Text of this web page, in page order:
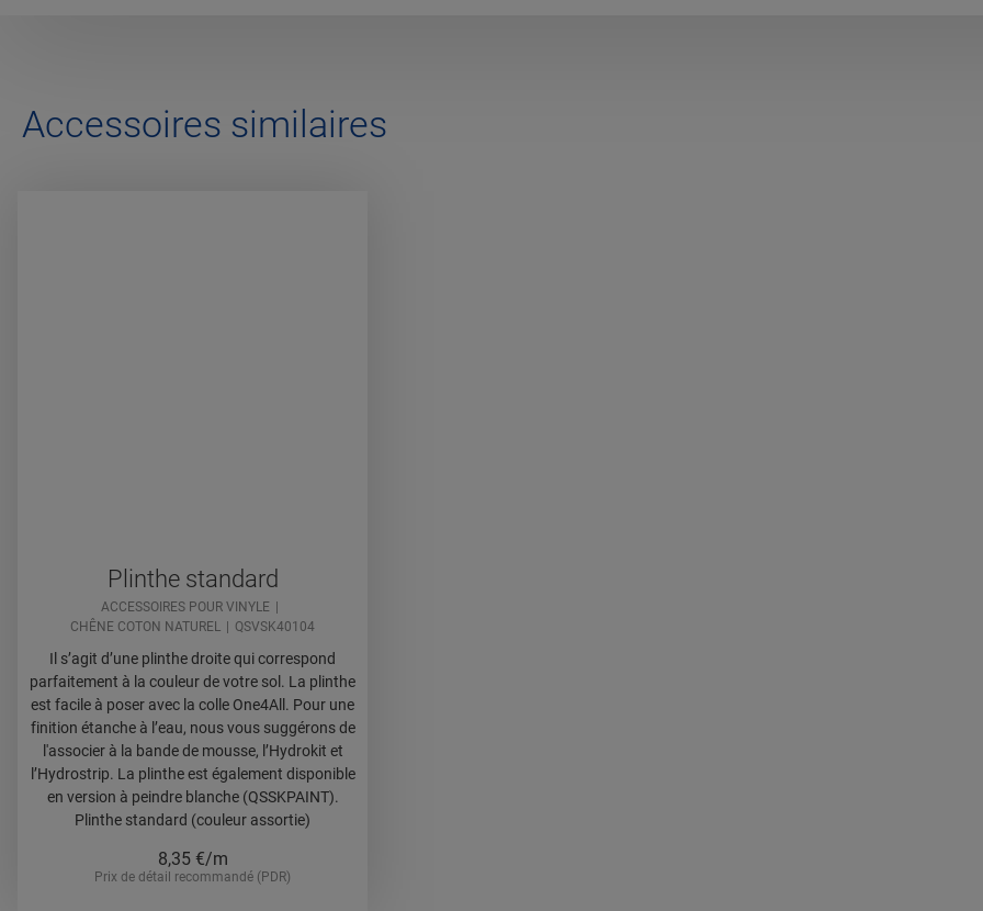
Accessoires similaires
Plinthe standard
ACCESSOIRES POUR VINYLE
CHÊNE COTON NATUREL
QSVSK40104
Il s’agit d’une plinthe droite qui correspond
parfaitement à la couleur de votre sol. La plinthe
est facile à poser avec la colle One4All. Pour une
finition étanche à l’eau, nous vous suggérons de
l'associer à la bande de mousse, l’Hydrokit et
l’Hydrostrip. La plinthe est également disponible
en version à peindre blanche (QSSKPAINT).
Plinthe standard (couleur assortie)
8,35 €/m
Prix de détail recommandé (PDR)